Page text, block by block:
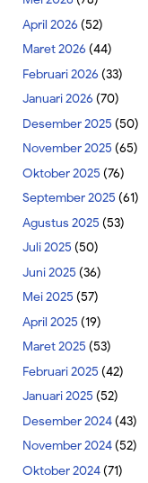
April 2026 (52)
Maret 2026 (44)
Februari 2026 (33)
Januari 2026 (70)
Desember 2025 (50)
November 2025 (65)
Oktober 2025 (76)
September 2025 (61)
Agustus 2025 (53)
Juli 2025 (50)
Juni 2025 (36)
Mei 2025 (57)
April 2025 (19)
Maret 2025 (53)
Februari 2025 (42)
Januari 2025 (52)
Desember 2024(43)
November 2024(52)
Oktober 2024(71)